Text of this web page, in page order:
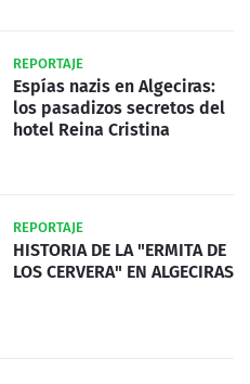
REPORTAJE
Espías nazis en Algeciras:
los pasadizos secretos del
hotel Reina Cristina
REPORTAJE
HISTORIA DE LA "ERMITA DE
LOS CERVERA" EN ALGECIRAS